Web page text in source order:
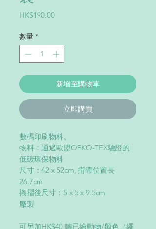
HK$190.00價
數量 *
新增至購物車
立即購買
數碼印刷物料。
物料：通過歐盟OEKO-TEX驗證的
低碳環保物料
尺寸：42 x 52cm, 揹帶位置長
26.7cm
捲摺後尺寸：5 x 5 x 9.5cm
廠製
可另加HK$40 轉已繪動物/顏色（繩